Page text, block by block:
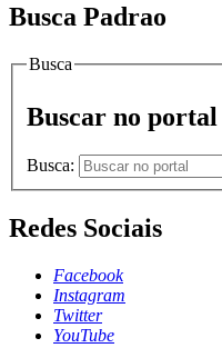
Busca Padrao
Busca
Buscar no portal
Busca:
Redes Sociais
Facebook
Instagram
Twitter
YouTube